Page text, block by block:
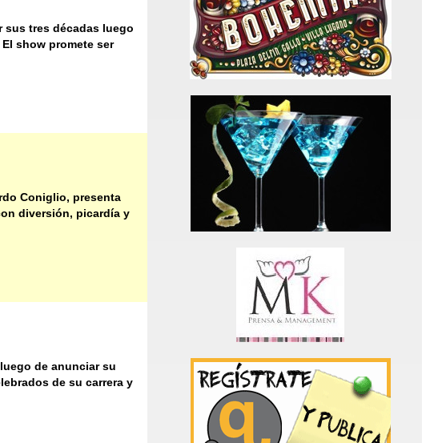
tres décadas luego
show promete ser
Coniglio, presenta
diversión, picardía y
de anunciar su
de su carrera y